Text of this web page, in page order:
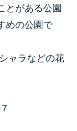
とがある公園
めの公園で
ャラなどの花